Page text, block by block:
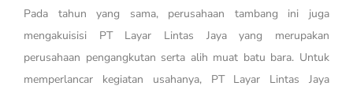
Pada tahun yang sama, perusahaan tambang ini juga
mengakuisisi PT Layar Lintas Jaya yang merupakan
perusahaan pengangkutan serta alih muat batu bara. Untuk
memperlancar kegiatan usahanya, PT Layar Lintas Jaya